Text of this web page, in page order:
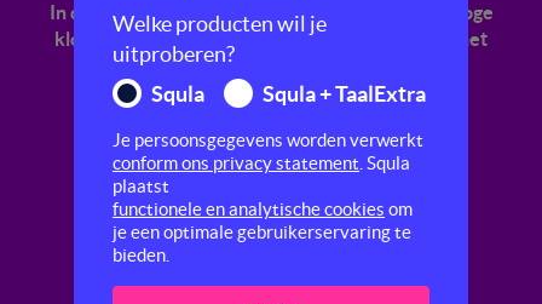
In dit filmpje oefen je met klokkijken op een analoge
klok. Hoe staan de grote en de kleine wijzer als het
kwart over twee is?
Welke producten wil je
uitproberen?
Squla
Squla + TaalExtra
Je persoonsgegevens worden verwerkt
conform ons privacy statement . Squla
plaatst
functionele en analytische cookies om
je een optimale gebruikerservaring te
bieden.